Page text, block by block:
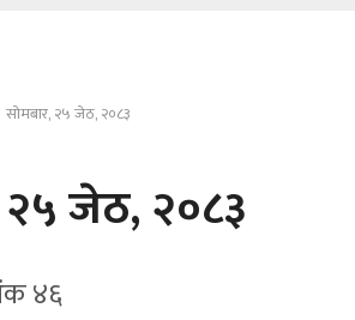
सोमबार, २५ जेठ, २०८३
२५ जेठ, २०८३
४६